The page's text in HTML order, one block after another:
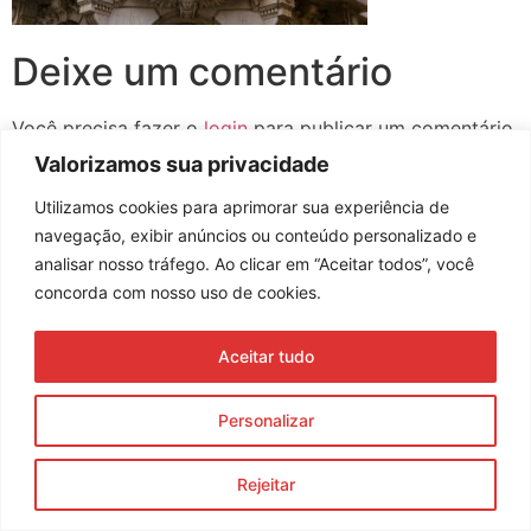
Valorizamos sua privacidade
Utilizamos cookies para aprimorar sua experiência de
navegação, exibir anúncios ou conteúdo personalizado e
analisar nosso tráfego. Ao clicar em “Aceitar todos”, você
concorda com nosso uso de cookies.
Personalizar
Rejeitar
Aceitar tudo
Deixe um comentário
Você precisa fazer o login para publicar um comentário.
Assine nossa newsletter
© 2023 Morente Forte. Todos os direitos reservados
Política de Privacidade e Termos de Uso